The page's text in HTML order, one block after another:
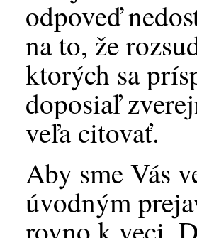
odpoveď
na to, že
ktorých sa
doposiaľ
veľa citovať.
Aby sme Vás
úvodným